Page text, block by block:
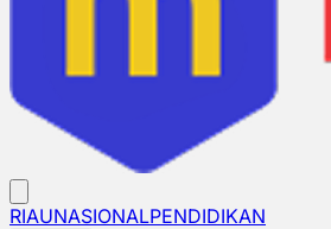
RIAUNASIONALPENDIDIKAN